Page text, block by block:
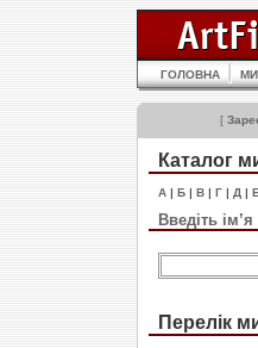
ГОЛОВНА
[
Каталог
А | Б | В | Г | Д | Е
Введіть
Перелік